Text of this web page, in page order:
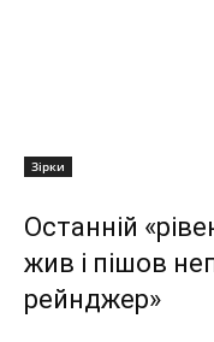
Зірки
Останній
жив і пішов
рейнджер»